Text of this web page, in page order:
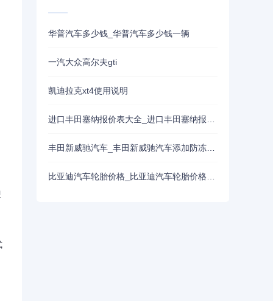
华普汽车多少钱_华普汽车多少钱一辆
一汽大众高尔夫gti
凯迪拉克xt4使用说明